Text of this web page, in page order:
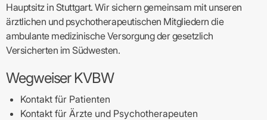
Hauptsitz in Stuttgart. Wir sichern gemeinsam mit unseren
ärztlichen und psychotherapeutischen Mitgliedern die
ambulante medizinische Versorgung der gesetzlich
Versicherten im Südwesten.
Wegweiser KVBW
Kontakt für Patienten
Kontakt für Ärzte und Psychotherapeuten